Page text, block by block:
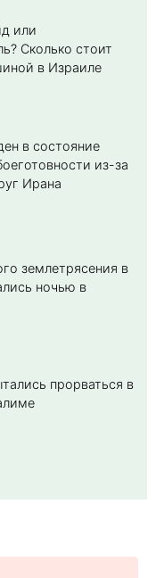
или
Cколько стоит
в Израиле
в состояние
из-за
Ирана
землетрясения в
ночью в
прорваться в